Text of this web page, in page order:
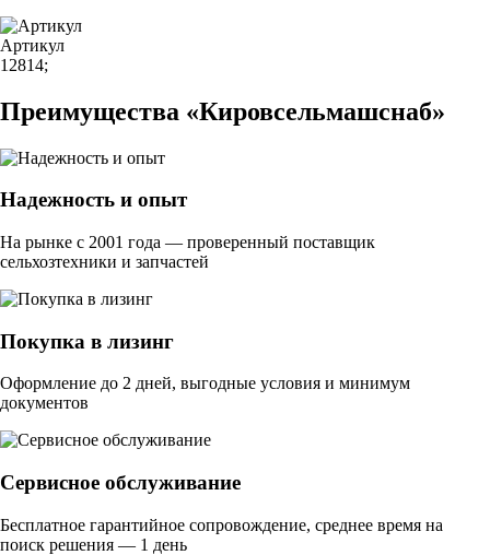
Артикул
12814;
Преимущества «Кировсельмашснаб»
Надежность и опыт
На рынке с 2001 года — проверенный поставщик
сельхозтехники и запчастей
Покупка в лизинг
Оформление до 2 дней, выгодные условия и минимум
документов
Сервисное обслуживание
Бесплатное гарантийное сопровождение, среднее время на
поиск решения — 1 день